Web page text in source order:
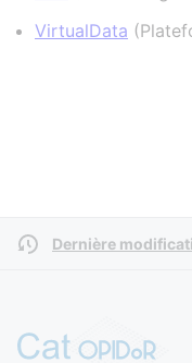
VirtualData (
Dernière